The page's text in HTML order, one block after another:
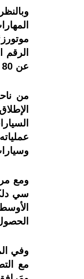
عن 80 مورِّداً محلّياً وشريكاً دولياً لجلب الجودة والخبرات العالمية إلى المنطقة.
ومع
سي
مع